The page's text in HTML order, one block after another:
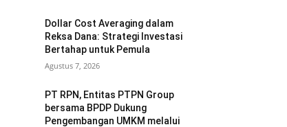
Dollar Cost Averaging dalam
Reksa Dana: Strategi Investasi
Bertahap untuk Pemula
Agustus 7, 2026
PT RPN, Entitas PTPN Group
bersama BPDP Dukung
Pengembangan UMKM melalui